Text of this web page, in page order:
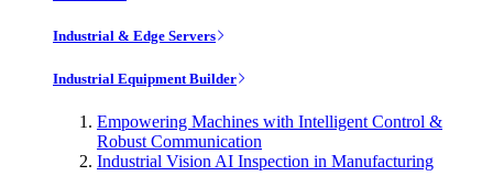
Industrial & Edge Servers
Industrial Equipment Builder
Empowering Machines with Intelligent Control &
Robust Communication
Industrial Vision AI Inspection in Manufacturing